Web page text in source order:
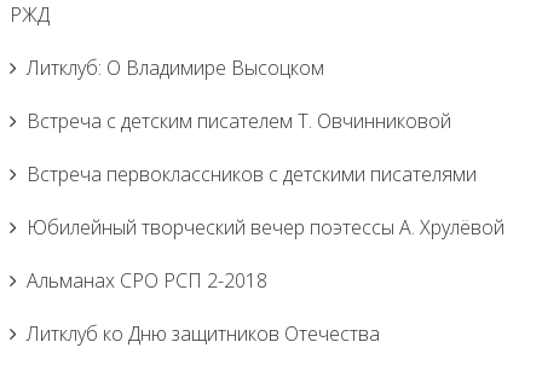
РЖД
Литклуб: О Владимире Высоцком
Встреча с детским писателем Т. Овчинниковой
Встреча первоклассников с детскими писателями
Юбилейный творческий вечер поэтессы А. Хрулёвой
Альманах СРО РСП 2-2018
Литклуб ко Дню защитников Отечества